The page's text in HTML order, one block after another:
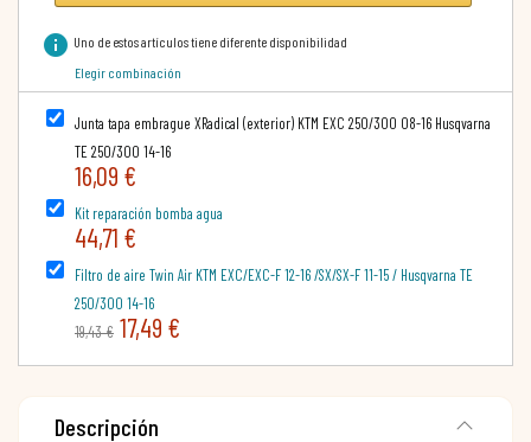
info Uno de estos artículos tiene diferente disponibilidad
Elegir combinación
Junta tapa embrague XRadical (exterior) KTM EXC 250/300 08-16 Husqvarna
TE 250/300 14-16
16,09 €
Kit reparación bomba agua
44,71 €
Filtro de aire Twin Air KTM EXC/EXC-F 12-16 /SX/SX-F 11-15 / Husqvarna TE
250/300 14-16
19,43 € 17,49 €
Descripción